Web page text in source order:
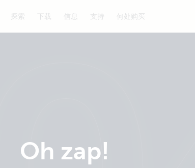
探索 下载 信息 支持 何处购买
Oh zap!